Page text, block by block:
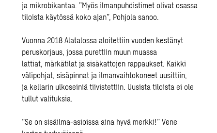
ja mikrobikantaa. ”Myös ilmanpuhdistimet olivat osassa
tiloista käytössä koko ajan”, Pohjola sanoo.
Vuonna 2018 Alatalossa aloitettiin vuoden kestänyt
peruskorjaus, jossa purettiin muun muassa
lattiat, märkätilat ja sisäkattojen rappaukset. Kaikki
välipohjat, sisäpinnat ja ilmanvaihtokoneet uusittiin,
ja kellarin ulkoseiniä tiivistettiin. Uusista tiloista ei ole
tullut valituksia.
”Se on sisäilma-asioissa aina hyvä merkki!” Vene